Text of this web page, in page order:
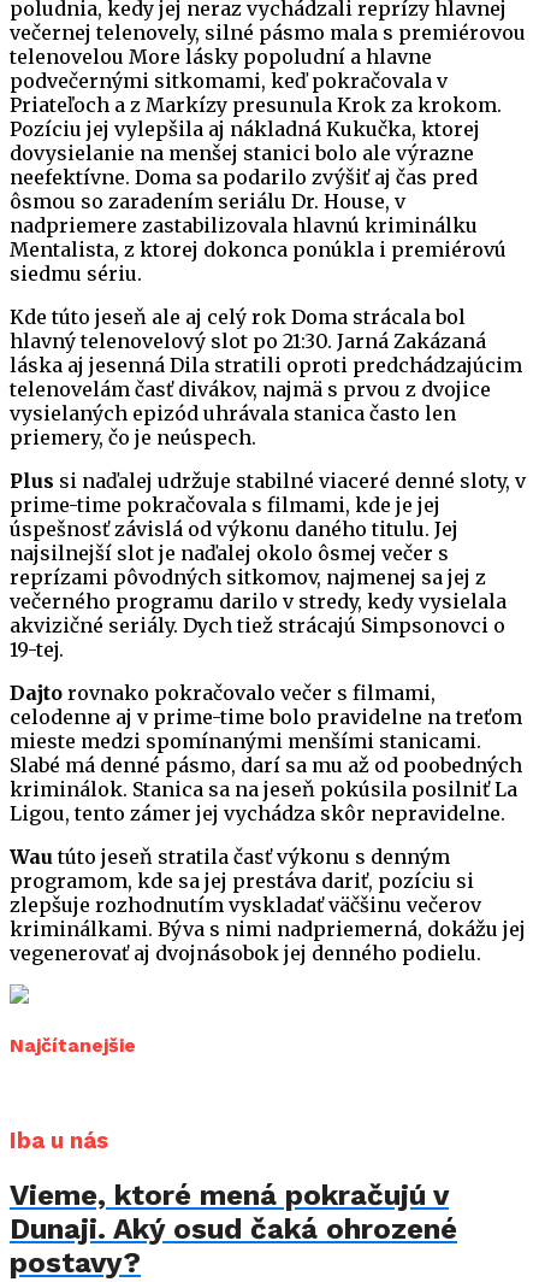
poludnia, kedy jej neraz vychádzali reprízy hlavnej
večernej telenovely, silné pásmo mala s premiérovou
telenovelou More lásky popoludní a hlavne
podvečernými sitkomami, keď pokračovala v
Priateľoch a z Markízy presunula Krok za krokom.
Pozíciu jej vylepšila aj nákladná Kukučka, ktorej
dovysielanie na menšej stanici bolo ale výrazne
neefektívne. Doma sa podarilo zvýšiť aj čas pred
ôsmou so zaradením seriálu Dr. House, v
nadpriemere zastabilizovala hlavnú kriminálku
Mentalista, z ktorej dokonca ponúkla i premiérovú
siedmu sériu.
Kde túto jeseň ale aj celý rok Doma strácala bol
hlavný telenovelový slot po 21:30. Jarná Zakázaná
láska aj jesenná Dila stratili oproti predchádzajúcim
telenovelám časť divákov, najmä s prvou z dvojice
vysielaných epizód uhrávala stanica často len
priemery, čo je neúspech.
Plus si naďalej udržuje stabilné viaceré denné sloty, v
prime-time pokračovala s filmami, kde je jej
úspešnosť závislá od výkonu daného titulu. Jej
najsilnejší slot je naďalej okolo ôsmej večer s
reprízami pôvodných sitkomov, najmenej sa jej z
večerného programu darilo v stredy, kedy vysielala
akvizičné seriály. Dych tiež strácajú Simpsonovci o
19-tej.
Dajto rovnako pokračovalo večer s filmami,
celodenne aj v prime-time bolo pravidelne na treťom
mieste medzi spomínanými menšími stanicami.
Slabé má denné pásmo, darí sa mu až od poobedných
kriminálok. Stanica sa na jeseň pokúsila posilniť La
Ligou, tento zámer jej vychádza skôr nepravidelne.
Wautúto jeseň stratila časť výkonu s denným
programom, kde sa jej prestáva dariť, pozíciu si
zlepšuje rozhodnutím vyskladať väčšinu večerov
kriminálkami. Býva s nimi nadpriemerná, dokážu jej
vegenerovať aj dvojnásobok jej denného podielu.
Najčítanejšie
Iba u nás
Vieme, ktoré mená pokračujú v
Dunaji. Aký osud čaká ohrozené
postavy?